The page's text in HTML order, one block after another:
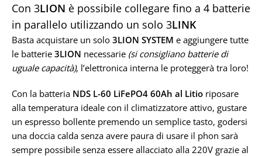
Con 3LION è possibile collegare fino a 4 batterie
in parallelo utilizzando un solo 3LINK
Basta acquistare un solo 3LION SYSTEM e aggiungere tutte
le batterie 3LION necessarie (si consigliano batterie di
uguale capacità), l’elettronica interna le proteggerà tra loro!
Con la batteria NDS L-60 LiFePO4 60Ah al Litio riposare
alla temperatura ideale con il climatizzatore attivo, gustare
un espresso bollente premendo un semplice tasto, godersi
una doccia calda senza avere paura di usare il phon sarà
sempre possibile senza essere allacciato alla 220V grazie al